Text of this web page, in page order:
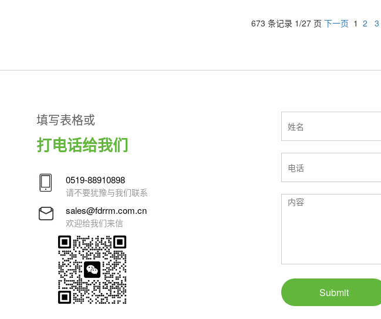
673 条记录 1/27 页 下一页 1 2 3
填写表格或
打电话给我们
0519-88910898
请不要犹豫与我们联系
sales@fdrrm.com.cn
欢迎给我们来信
Submit